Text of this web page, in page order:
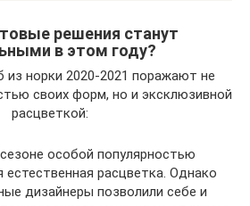
решения станут
в этом году?
норки 2020-2021 поражают не
своих форм, но и эксклюзивной
расцветкой:
особой популярностью
естественная расцветка. Однако
дизайнеры позволили себе и